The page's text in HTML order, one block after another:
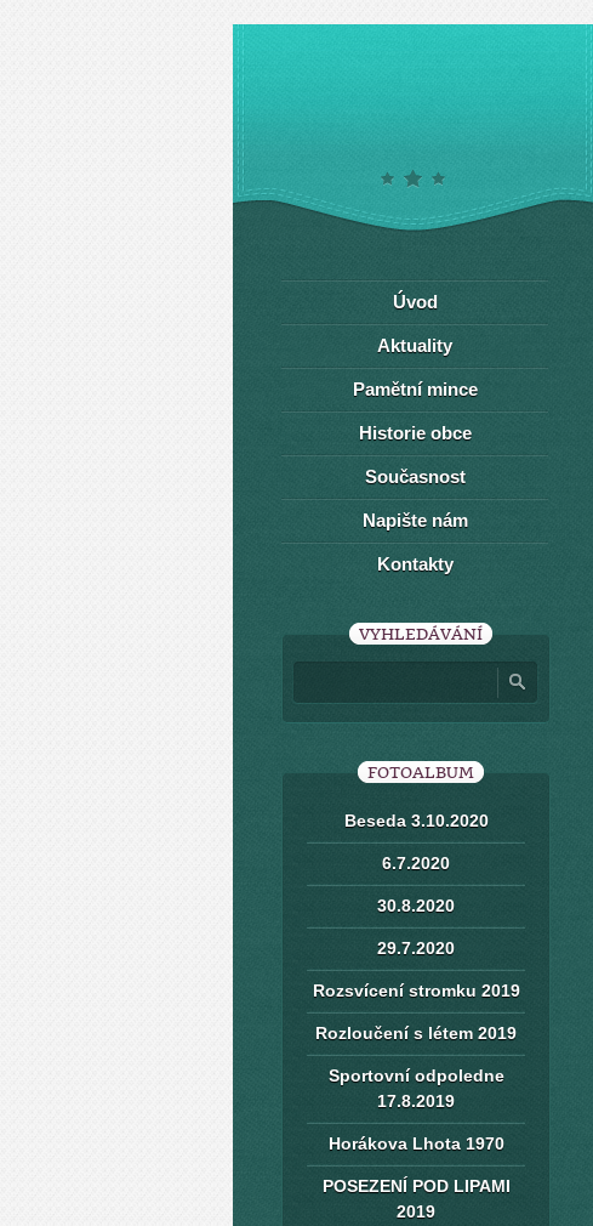
Úvod
Aktuality
Pamětní mince
Historie obce
Současnost
Napište nám
Kontakty
VYHLEDÁVÁNÍ
FOTOALBUM
Beseda 3.10.2020
6.7.2020
30.8.2020
29.7.2020
Rozsvícení stromku 2019
Rozloučení s létem 2019
Sportovní odpoledne
17.8.2019
Horákova Lhota 1970
POSEZENÍ POD LIPAMI
2019